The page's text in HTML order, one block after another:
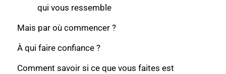
qui vous ressemble
Mais par où commencer ?
À qui faire confiance ?
Comment savoir si ce que vous faites est